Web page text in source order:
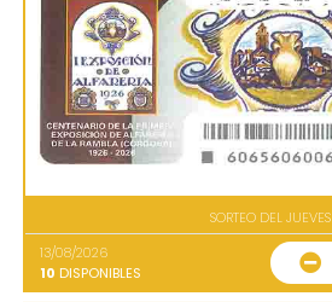
SORTEO DEL JUEVES
13/08/2026
10 DISPONIBLES